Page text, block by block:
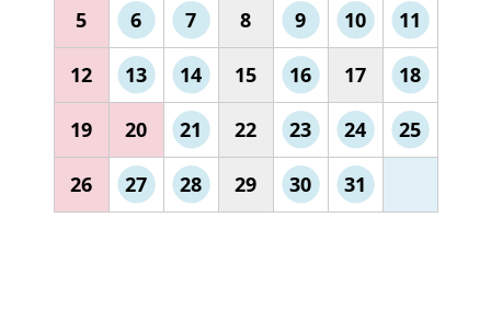
5 6 7 8 9 10 11
12 13 14 15 16 17 18
19 20 21 22 23 24 25
26 27 28 29 30 31